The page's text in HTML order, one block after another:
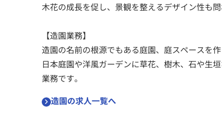
木花の成長を促し、景観を整えるデザイン性も問
【造園業務】
造園の名前の根源でもある庭園、庭スペースを
日本庭園や洋風ガーデンに草花、樹木、石や生
業務です。
造園の求人一覧へ